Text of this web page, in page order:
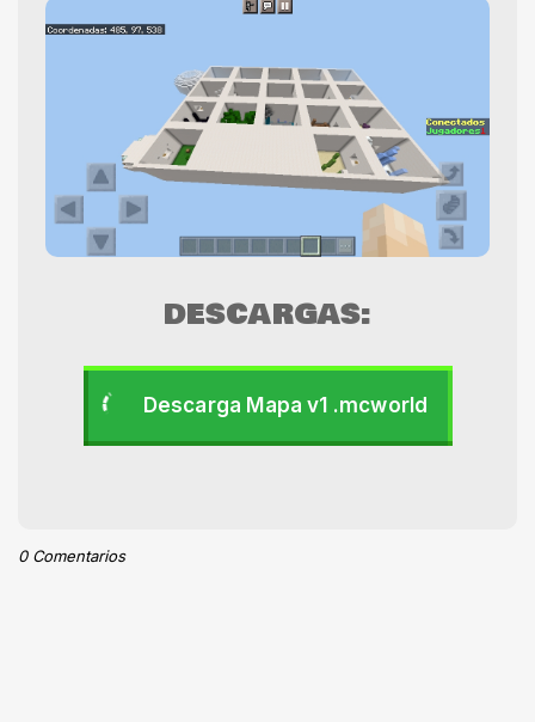
DESCARGAS:
Descarga Mapa v1 .mcworld
0 Comentarios